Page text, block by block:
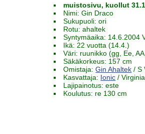
muistosivu, kuollut
Nimi: Gin Draco
Sukupuoli: ori
Rotu: ahaltek
Syntymäaika: 14.6.2004
Ikä: 22 vuotta (14.4.)
Väri: ruunikko (gg, Ee,
Säkäkorkeus: 157 cm
Omistaja:Gin Ahaltek / S
Kasvattaja: Ionic / Virginia
Lajipainotus: este
Koulutus: re 130 cm